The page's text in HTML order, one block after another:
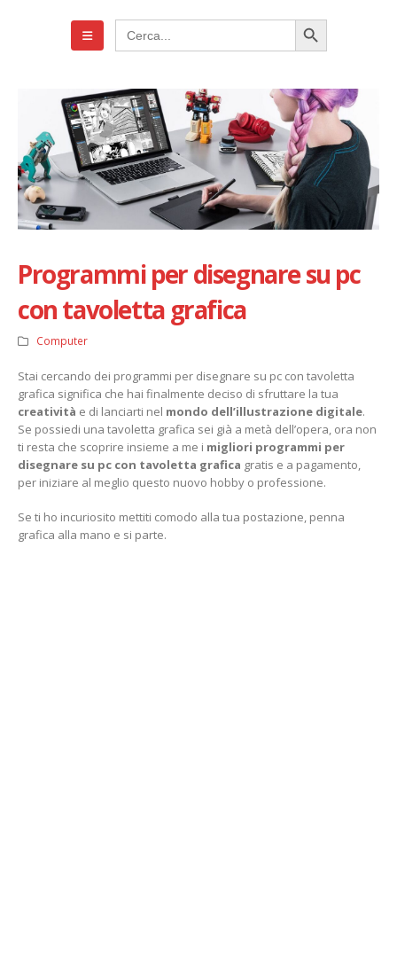
Search
for:
Search Button
Programmi per disegnare su pc
con tavoletta grafica
Computer
Stai cercando dei programmi per disegnare su pc con tavoletta
grafica significa che hai finalmente deciso di sfruttare la tua
creatività e di lanciarti nel mondo dell’illustrazione digitale.
Se possiedi una tavoletta grafica sei già a metà dell’opera, ora non
ti resta che scoprire insieme a me i migliori programmi per
disegnare su pc con tavoletta grafica gratis e a pagamento,
per iniziare al meglio questo nuovo hobby o professione.
Se ti ho incuriosito mettiti comodo alla tua postazione, penna
grafica alla mano e si parte.